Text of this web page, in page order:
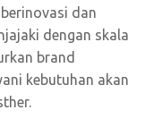
dan
dengan skala
brand
kebutuhan akan